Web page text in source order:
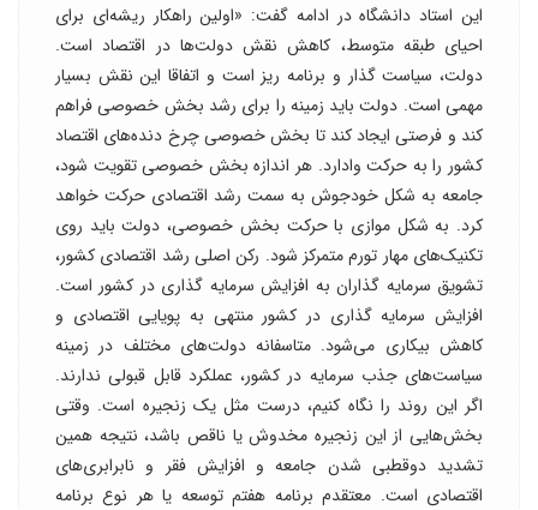
این استاد دانشگاه در ادامه گفت: «اولین راهکار ریشه‌ای برای
احیای طبقه متوسط، کاهش نقش دولت‌ها در اقتصاد است.
دولت، سیاست گذار و برنامه ریز است و اتفاقا این نقش بسیار
مهمی است. دولت باید زمینه را برای رشد بخش خصوصی فراهم
کند و فرصتی ایجاد کند تا بخش خصوصی چرخ دنده‌های اقتصاد
کشور را به حرکت وادارد. هر اندازه بخش خصوصی تقویت شود،
جامعه به شکل خودجوش به سمت رشد اقتصادی حرکت خواهد
کرد. به شکل موازی با حرکت بخش خصوصی، دولت باید روی
تکنیک‌های مهار تورم متمرکز شود. رکن اصلی رشد اقتصادی کشور،
تشویق سرمایه گذاران به افزایش سرمایه گذاری در کشور است.
افزایش سرمایه گذاری در کشور منتهی به پویایی اقتصادی و
کاهش بیکاری می‌شود. متاسفانه دولت‌های مختلف در زمینه
سیاست‌های جذب سرمایه در کشور، عملکرد قابل قبولی ندارند.
اگر این روند را نگاه کنیم، درست مثل یک زنجیره است. وقتی
بخش‌هایی از این زنجیره مخدوش یا ناقص باشد، نتیجه همین
تشدید دوقطبی شدن جامعه و افزایش فقر و نابرابری‌های
اقتصادی است. معتقدم برنامه هفتم توسعه یا هر نوع برنامه